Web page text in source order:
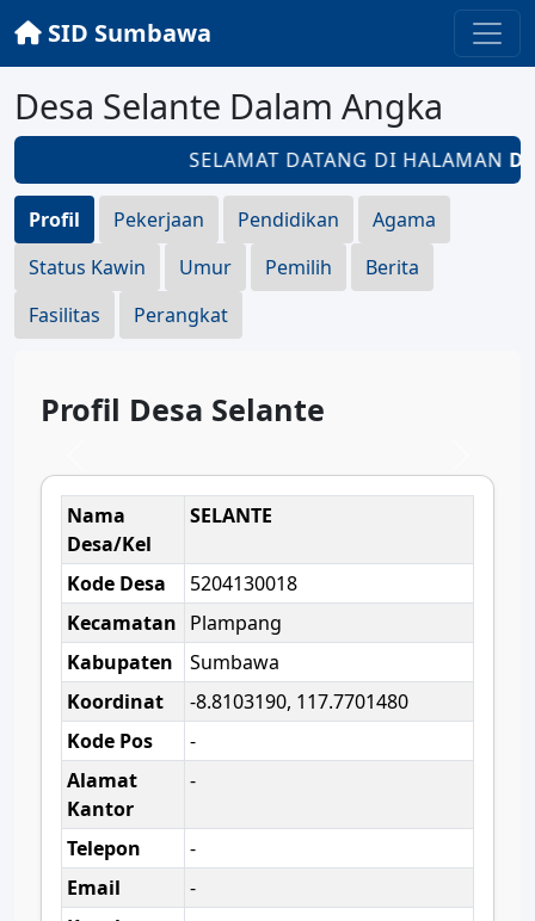
SID Sumbawa
Desa Selante Dalam Angka
SELAMAT DATANG DI HALAMAN
Profil Pekerjaan Pendidikan
Agama
Status Kawin
Umur Pemilih
Berita
Fasilitas
Perangkat
Profil Desa Selante
Nama
Desa/Kel
SELANTE
Kode Desa
5204130018
Kecamatan Plampang
Kabupaten
Sumbawa
Koordinat
-8.8103190, 117.7701480
Kode Pos
-
Alamat
Kantor
-
Telepon
-
Email
-